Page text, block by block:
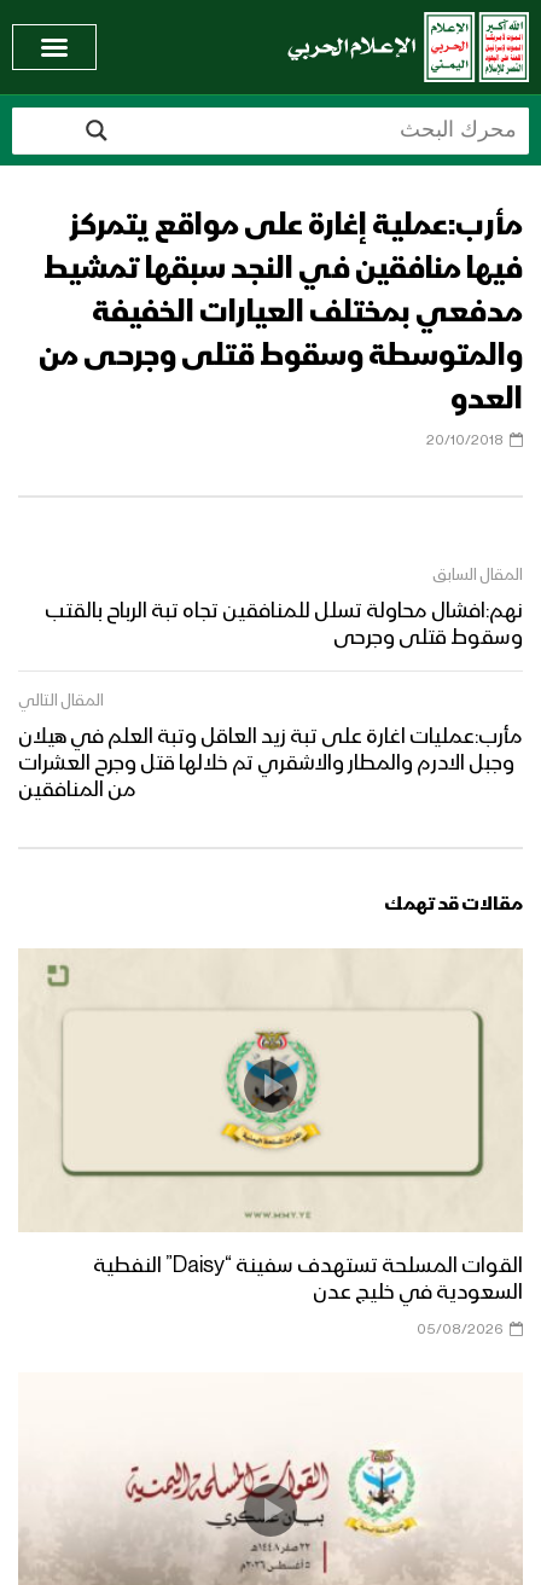
مأرب:عملية إغارة على مواقع يتمركز
فيها منافقين في النجد سبقها تمشيط
مدفعي بمختلف العيارات الخفيفة
والمتوسطة وسقوط قتلى وجرحى من
العدو
20/10/2018
المقال السابق
نهم:افشال محاولة تسلل للمنافقين تجاه تبة الرباح بالقتب
وسقوط قتلى وجرحى
المقال التالي
مأرب:عمليات اغارة على تبة زيد العاقل وتبة العلم في هيلان
وجبل الادرم والمطار والاشقري تم خلالها قتل وجرح العشرات
من المنافقين
مقالات قد تهمك
القوات المسلحة تستهدف سفينة “Daisy” النفطية
السعودية في خليج عدن
05/08/2026